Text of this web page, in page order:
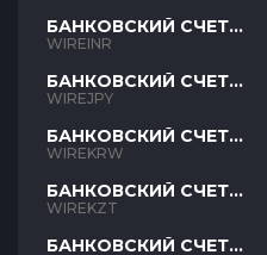
БАНКОВСКИЙ СЧЕТ
INR
WIREINR
БАНКОВСКИЙ СЧЕТ
JPY
WIREJPY
БАНКОВСКИЙ СЧЕТ
KRW
WIREKRW
БАНКОВСКИЙ СЧЕТ
KZT
WIREKZT
БАНКОВСКИЙ СЧЕТ